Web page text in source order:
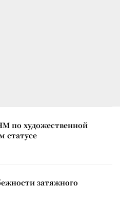
по художественной
статусе
затяжного